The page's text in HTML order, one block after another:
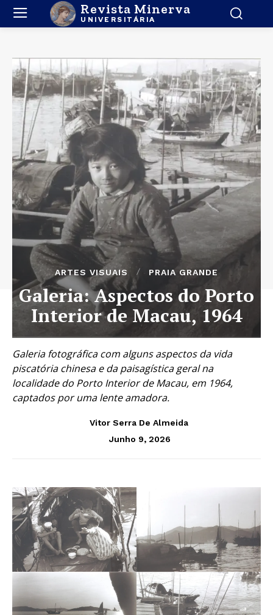
Revista Minerva
UNIVERSITÁRIA
ARTES VISUAIS PRAIA GRANDE
Galeria: Aspectos do Porto
Interior de Macau, 1964
Galeria fotográfica com alguns aspectos da vida
piscatória chinesa e da paisagística geral na
localidade do Porto Interior de Macau, em 1964,
captados por uma lente amadora.
Vitor Serra De Almeida
Junho 9, 2026